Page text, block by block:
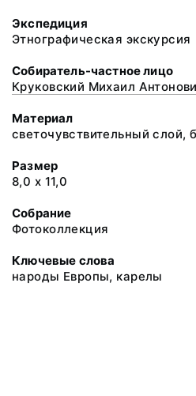
Экспедиция
Этнографическая экскурсия
Собиратель-частное лицо
Круковский Михаил
Материал
светочувствительный
Размер
8,0 х 11,0
Собрание
Фотоколлекция
Ключевые слова
народы Европы, карелы